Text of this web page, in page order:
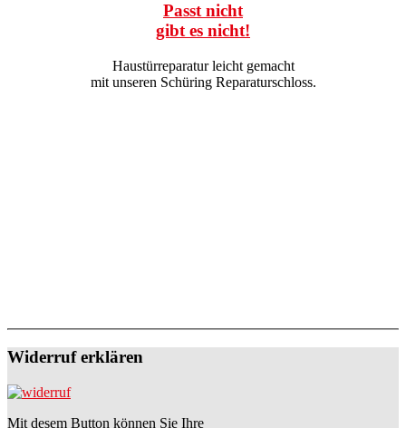
Passt nicht
gibt es nicht!
Haustürreparatur leicht gemacht
mit unseren Schüring Reparaturschloss.
Widerruf erklären
Mit desem Button können Sie Ihre